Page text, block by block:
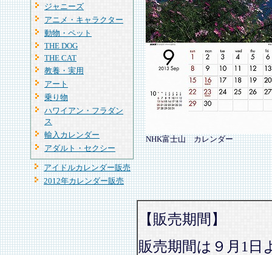
ジャニーズ
アニメ・キャラクター
動物・ペット
THE DOG
THE CAT
教養・実用
アート
乗り物
ハワイアン・フラダン
ス
輸入カレンダー
アダルト・セクシー
アイドルカレンダー販売
2012年カレンダー販売
NHK富士山 カレンダー
【販売期間】
販売期間は９月1日